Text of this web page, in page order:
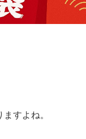
すよね。